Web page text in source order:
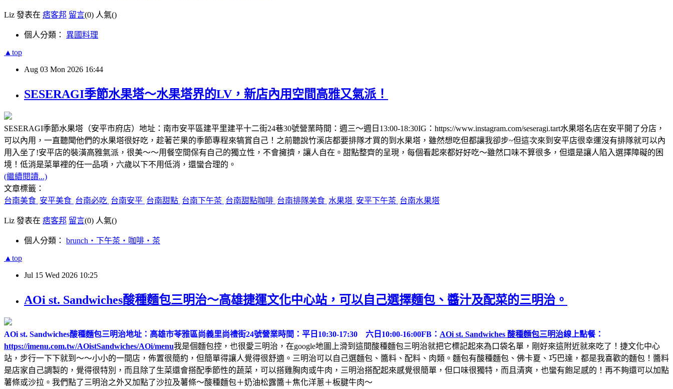
Liz 發表在 痞客邦 留言(0) 人氣()
個人分類： 異國料理
▲top
Aug 03 Mon 2026 16:44
SESERAGI季節水果塔～水果塔界的LV，新店內用空間高雅又氣派！
SESERAGI季節水果塔（安平市府店）地址：南市安平區建平里建平十二街24巷30號營業時間：週三～週日13:00-18:30IG：https://www.instagram.com/seseragi.tart水果塔名店在安平開了分店，
可以內用，一直聽聞他們的水果塔很好吃，趁著芒果的季節專程來犒賞自己！之前聽說竹溪店都要排隊才買的到水果塔，雖然想吃但都讓我卻步~但這次來到安平店很幸運沒有排隊就可以內
用入坐了!安平店的裝潢高雅氣派，很美～～用餐空間保有自己的獨立性，不會擁擠，讓人自在。甜點整齊的呈現，每個看起來都好好吃～雖然口味不算很多，但還是讓人陷入選擇障礙的困
境！低消是菜單裡的任一品項，六歲以下不用低消，還蠻合理的。
(繼續閱讀...)
文章標籤：
台南美食 安平美食 台南必吃 台南安平 台南甜點 台南下午茶 台南甜點咖啡 台南排隊美食 水果塔 安平下午茶 台南水果塔
Liz 發表在 痞客邦 留言(0) 人氣()
個人分類： brunch‧下午茶‧咖啡‧茶
▲top
Jul 15 Wed 2026 10:25
AOi st. Sandwiches酸種麵包三明治～高雄捷運文化中心站，可以自己選擇麵包、醬汁及配菜的三明治。
AOi st. Sandwiches酸種麵包三明治地址：高雄市苓雅區尚義里尚禮街24號營業時間：平日10:30-17:30 六日10:00-16:00FB： AOi st. Sandwiches 酸種麵包三明治線上點餐：
https://imenu.com.tw/AOistSandwiches/AOi/menu我是個麵包控，也很愛三明治，在google地圖上滑到這間酸種麵包三明治就把它標記起來為口袋名單，剛好來這附近就來吃了！捷文化中心
站，步行一下下就到～～小小的一間店，佈置很簡約，但簡單得讓人覺得很舒適。三明治可以自己選麵包、醬料、配料、肉類。麵包有酸種麵包、佛卡夏、巧巴達，都是我喜歡的麵包！醬料
是店家自己調製的，覺得很特別，而且除了生菜還會搭配季節性的蔬菜，可以搭雞胸肉或牛肉，三明治搭配起來感覺很簡單，但口味很獨特，而且清爽，也蠻有飽足感的！再不夠還可以加點
薯條或沙拉。我們點了三明治之外又加點了沙拉及薯條～酸種麵包＋奶油松露醬＋焦化洋蔥＋板腱牛肉～